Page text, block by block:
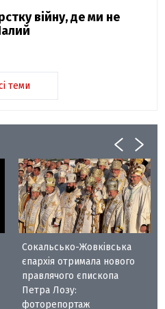
війну, де ми не
теми
Сокальсько-Жовківська
єпархія отримала нового
правлячого єпископа
Петра Лозу:
фоторепортаж